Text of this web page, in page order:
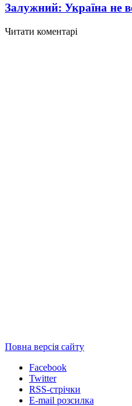
Залужний: Україна не
Читати коментарі
Повна версія сайту
Facebook
Twitter
RSS-стрічки
E-mail розсилка